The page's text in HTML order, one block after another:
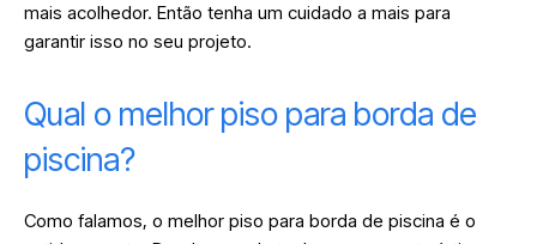
mais acolhedor. Então tenha um cuidado a mais para
garantir isso no seu projeto.
Qual o melhor piso para borda de
piscina?
Como falamos, o melhor piso para borda de piscina é o